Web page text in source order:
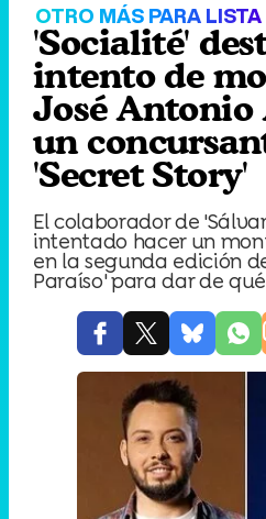
OTRO MÁS PARA LISTA
'Socialité'
intento de
José Antonio
un
'Secret Story'
El colaborador de
intentado hacer un
en la segunda edición
Paraíso' para dar de